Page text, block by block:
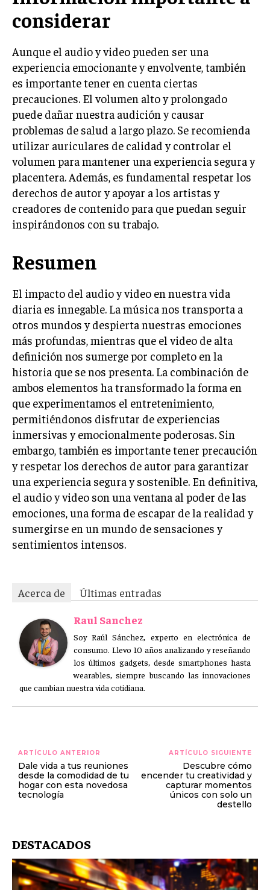
considerar
Aunque el audio y video pueden ser una
experiencia emocionante y envolvente, también
es importante tener en cuenta ciertas
precauciones. El volumen alto y prolongado
puede dañar nuestra audición y causar
problemas de salud a largo plazo. Se recomienda
utilizar auriculares de calidad y controlar el
volumen para mantener una experiencia segura y
placentera. Además, es fundamental respetar los
derechos de autor y apoyar a los artistas y
creadores de contenido para que puedan seguir
inspirándonos con su trabajo.
Resumen
El impacto del audio y video en nuestra vida
diaria es innegable. La música nos transporta a
otros mundos y despierta nuestras emociones
más profundas, mientras que el video de alta
definición nos sumerge por completo en la
historia que se nos presenta. La combinación de
ambos elementos ha transformado la forma en
que experimentamos el entretenimiento,
permitiéndonos disfrutar de experiencias
inmersivas y emocionalmente poderosas. Sin
embargo, también es importante tener precaución
y respetar los derechos de autor para garantizar
una experiencia segura y sostenible. En definitiva,
el audio y video son una ventana al poder de las
emociones, una forma de escapar de la realidad y
sumergirse en un mundo de sensaciones y
sentimientos intensos.
Acerca de
Últimas entradas
Raul Sanchez
Soy Raúl Sánchez, experto en electrónica de
consumo. Llevo 10 años analizando y reseñando
los últimos gadgets, desde smartphones hasta
wearables, siempre buscando las innovaciones
que cambian nuestra vida cotidiana.
ARTÍCULO ANTERIOR
Dale vida a tus reuniones
desde la comodidad de tu
hogar con esta novedosa
tecnología
ARTÍCULO SIGUIENTE
Descubre cómo
encender tu creatividad y
capturar momentos
únicos con solo un
destello
DESTACADOS